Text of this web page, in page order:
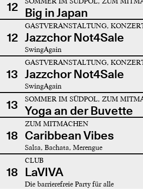
12 Big in Japan
12
GASTVERANSTALTUNG,
Jazzchor Not4Sale
SwingAgain
13
GASTVERANSTALTUNG,
Jazzchor Not4Sale
SwingAgain
13 SOMMER IM SÜDPOL, ZUM
Yoga an der Buvette
18
ZUM MITMACHEN
Caribbean Vibes
Salsa, Bachata, Merengue
18
CLUB
LaVIVA
Die barrierefreie Party für alle